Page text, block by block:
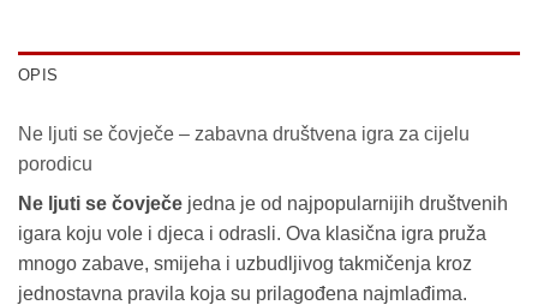
OPIS
Ne ljuti se čovječe – zabavna društvena igra za cijelu
porodicu
Ne ljuti se čovječe jedna je od najpopularnijih društvenih
igara koju vole i djeca i odrasli. Ova klasična igra pruža
mnogo zabave, smijeha i uzbudljivog takmičenja kroz
jednostavna pravila koja su prilagođena najmlađima.